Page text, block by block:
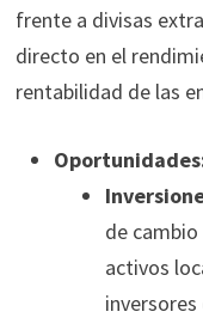
frente a divisas
directo en el
rentabilidad de las
de
activos